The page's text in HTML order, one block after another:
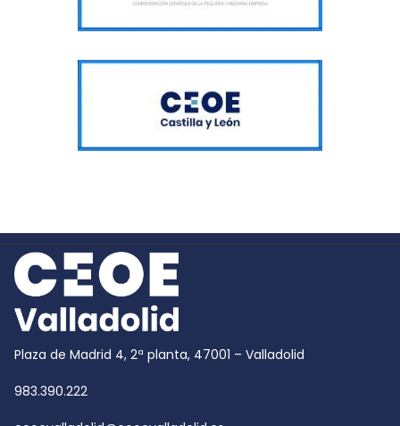
Plaza de Madrid 4, 2ª planta, 47001 – Valladolid
983.390.222